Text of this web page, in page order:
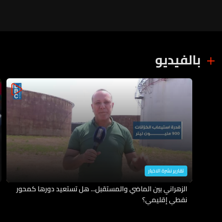
بالفيديو
تقارير نشرة الاخبار
الزهراني بين الماضي والمستقبل... هل تستعيد دورها كمحور
نفطي إقليمي؟